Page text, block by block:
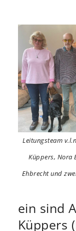
Leitungsteam
Küppers, Nora
Ehbrecht und
ein sind
Küppers